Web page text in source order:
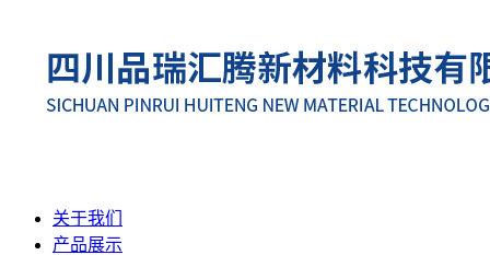
关于我们
产品展示